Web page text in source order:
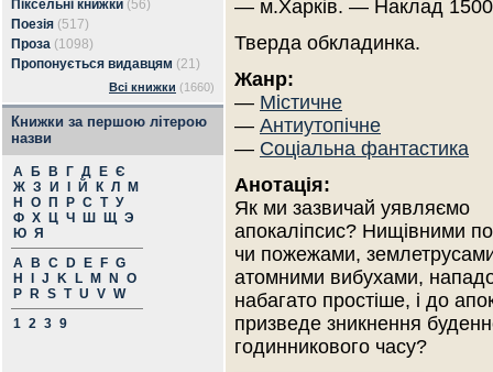
Піксельні книжки (56)
Поезія (517)
Проза (1098)
Пропонується видавцям (21)
Всі книжки (1660)
Книжки за першою літерою
назви
А Б В Г Д Е Є
Ж З И Й К Л
М
Н
О П Р С Т У
Ф Х Ц Ч Ш Щ Э
Ю Я
A
B C D E F G
H
J K L M N
O
P
R S T U V W
1 2 3 9
— м.Харків. — Наклад
Тверда обкладинка.
Жанр:
— Містичне
— Антиутопічне
— Соціальна фантастика
Анотація:
Як ми зазвичай уявляємо
апокаліпсис? Нищівними
чи пожежами,
атомними вибухами,
набагато простіше, і до
призведе зникнення
годинникового часу?